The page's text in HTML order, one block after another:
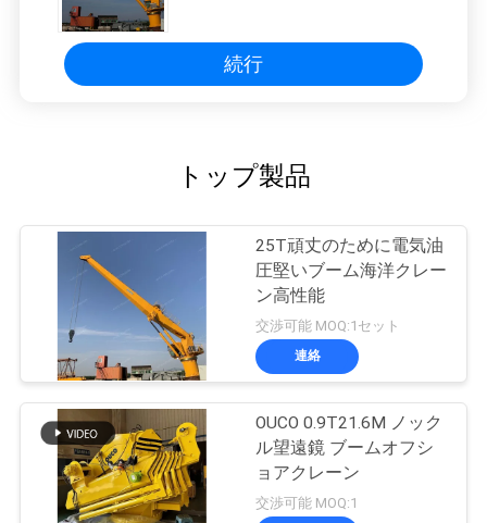
続行
トップ製品
25T頑丈のために電気油
圧堅いブーム海洋クレー
ン高性能
交渉可能 MOQ:1セット
連絡
OUCO 0.9T21.6M ノック
ル望遠鏡 ブームオフシ
ョアクレーン
交渉可能 MOQ:1